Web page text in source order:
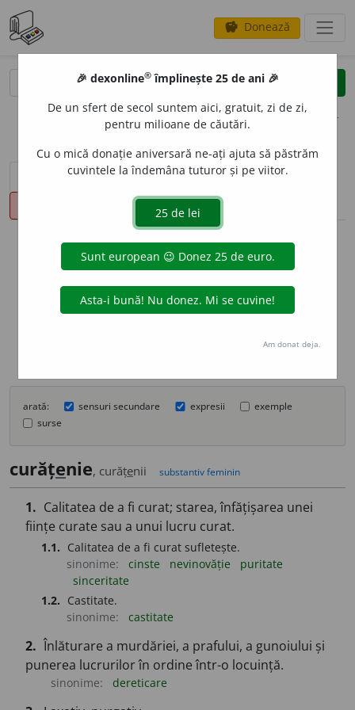
savings Donează
clear
opțiuni
sinteza definițiilor (1) definiții (19)
declinări
info
Aceste definiții sunt compilate de
echipa dexonline. Definițiile
originale se află pe filadefiniții.
Puteți reordona filele pe pagina de
arată: sensuri secundare expresii
exemple
surse
curățenie, curățenii substantiv feminin
1. Calitatea de a fi curat; starea, înfățișarea unei
ființe curate sau a unui lucru curat.
1.1. Calitatea de a fi curat sufletește.
sinonime:
cinste nevinovăție
puritate
sinceritate
1.2. Castitate.
sinonime:
castitate
2. Înlăturare a murdăriei, a prafului, a gunoiului și
punerea lucrurilor în ordine într-o locuință.
sinonime: dereticare
🎉 dexonline® împlinește 25 de ani 🎉
De un sfert de secol suntem aici, gratuit, zi de zi,
pentru milioane de căutări.
Cu o mică donație aniversară ne-ați ajuta să păstrăm
cuvintele la îndemâna tuturor și pe viitor.
Am donat deja.